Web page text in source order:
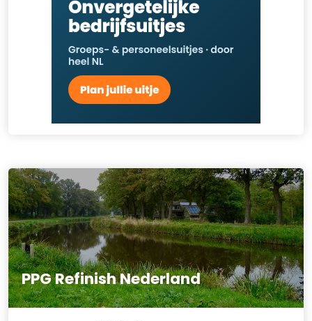
PPG Refinish Nederland